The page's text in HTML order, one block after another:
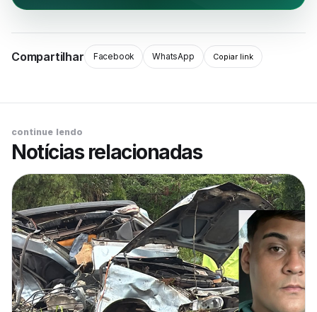
Compartilhar Facebook WhatsApp Copiar link
continue lendo
Notícias relacionadas